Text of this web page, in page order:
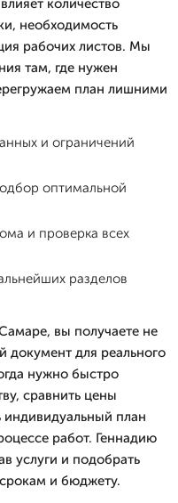
количество
необходимость
рабочих листов. Мы
там, где нужен
план лишними
и ограничений
оптимальной
и проверка всех
разделов
вы получаете не
документ для реального
нужно быстро
сравнить цены
индивидуальный план
работ. Геннадию
услуги и подобрать
и бюджету.